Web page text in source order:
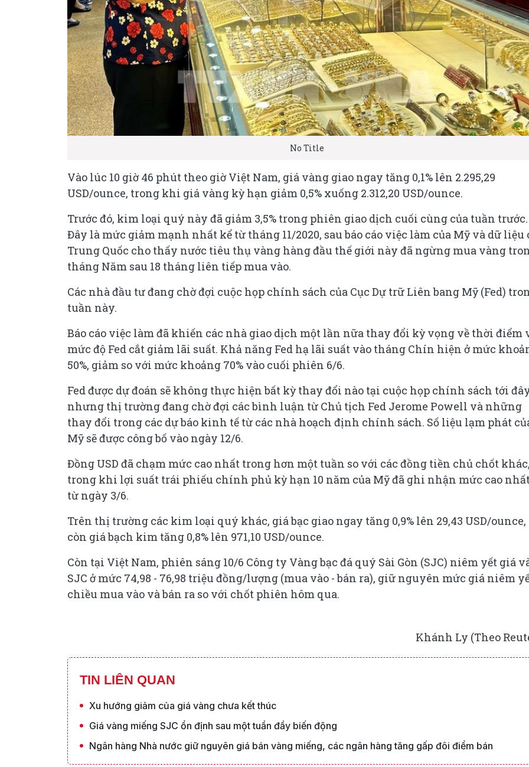
No Title
Vào lúc 10 giờ 46 phút theo giờ Việt Nam, giá vàng giao ngay tăng 0,1% lên 2.295,29
USD/ounce, trong khi giá vàng kỳ hạn giảm 0,5% xuống 2.312,20 USD/ounce.
Trước đó, kim loại quý này đã giảm 3,5% trong phiên giao dịch cuối cùng của tuần trước.
Đây là mức giảm mạnh nhất kể từ tháng 11/2020, sau báo cáo việc làm của Mỹ và dữ liệu
Trung Quốc cho thấy nước tiêu thụ vàng hàng đầu thế giới này đã ngừng mua vàng
tháng Năm sau 18 tháng liên tiếp mua vào.
Các nhà đầu tư đang chờ đợi cuộc họp chính sách của Cục Dự trữ Liên bang Mỹ (Fed)
tuần này.
Báo cáo việc làm đã khiến các nhà giao dịch một lần nữa thay đổi kỳ vọng về thời điểm
mức độ Fed cắt giảm lãi suất. Khả năng Fed hạ lãi suất vào tháng Chín hiện ở mức
50%, giảm so với mức khoảng 70% vào cuối phiên 6/6.
Fed được dự đoán sẽ không thực hiện bất kỳ thay đổi nào tại cuộc họp chính sách tới
nhưng thị trường đang chờ đợi các bình luận từ Chủ tịch Fed Jerome Powell và những
thay đổi trong các dự báo kinh tế từ các nhà hoạch định chính sách. Số liệu lạm phát
Mỹ sẽ được công bố vào ngày 12/6.
Đồng USD đã chạm mức cao nhất trong hơn một tuần so với các đồng tiền chủ chốt
trong khi lợi suất trái phiếu chính phủ kỳ hạn 10 năm của Mỹ đã ghi nhận mức cao
từ ngày 3/6.
Trên thị trường các kim loại quý khác, giá bạc giao ngay tăng 0,9% lên 29,43 USD/ounce,
còn giá bạch kim tăng 0,8% lên 971,10 USD/ounce.
Còn tại Việt Nam, phiên sáng 10/6 Công ty Vàng bạc đá quý Sài Gòn (SJC) niêm yết giá
SJC ở mức 74,98 - 76,98 triệu đồng/lượng (mua vào - bán ra), giữ nguyên mức giá niêm
chiều mua vào và bán ra so với chốt phiên hôm qua.
Khánh Ly (Theo
TIN LIÊN QUAN
Xu hướng giảm của giá vàng chưa kết thúc
Giá vàng miếng SJC ổn định sau một tuần đầy biến động
Ngân hàng Nhà nước giữ nguyên giá bán vàng miếng, các ngân hàng tăng gấp đôi điểm bán